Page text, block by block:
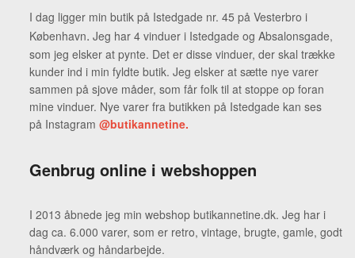
I dag ligger min butik på Istedgade nr. 45 på Vesterbro i
København. Jeg har 4 vinduer i Istedgade og Absalonsgade,
som jeg elsker at pynte. Det er disse vinduer, der skal trække
kunder ind i min fyldte butik. Jeg elsker at sætte nye varer
sammen på sjove måder, som får folk til at stoppe op foran
mine vinduer. Nye varer fra butikken på Istedgade kan ses
på Instagram @butikannetine.
Genbrug online i webshoppen
I 2013 åbnede jeg min webshop butikannetine.dk. Jeg har i
dag ca. 6.000 varer, som er retro, vintage, brugte, gamle, godt
håndværk og håndarbejde.